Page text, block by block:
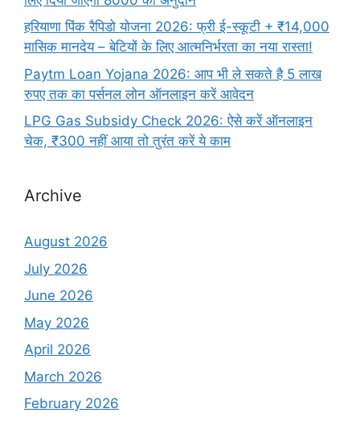
हरियाणा पिंक रैपिडो योजना 2026: फ्री ई-स्कूटी + ₹14,000
मासिक मानदेय – बेटियों के लिए आत्मनिर्भरता का नया रास्ता!
Paytm Loan Yojana 2026: आप भी ले सकते है 5 लाख
रुपए तक का पर्सनल लोन ऑनलाइन करें आवेदन
LPG Gas Subsidy Check 2026: ऐसे करें ऑनलाइन
चेक, ₹300 नहीं आया तो तुरंत करें ये काम
Archive
August 2026
July 2026
June 2026
May 2026
April 2026
March 2026
February 2026